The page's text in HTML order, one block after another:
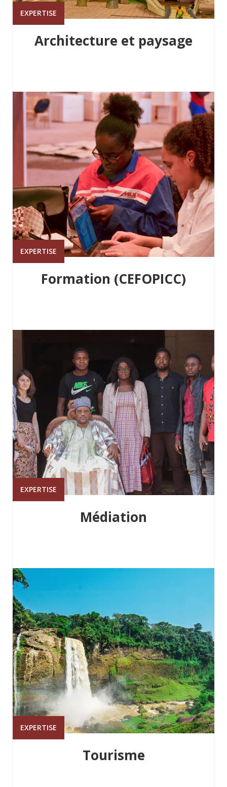
EXPERTISE
Architecture et paysage
EXPERTISE
Formation (CEFOPICC)
EXPERTISE
Médiation
EXPERTISE
Tourisme